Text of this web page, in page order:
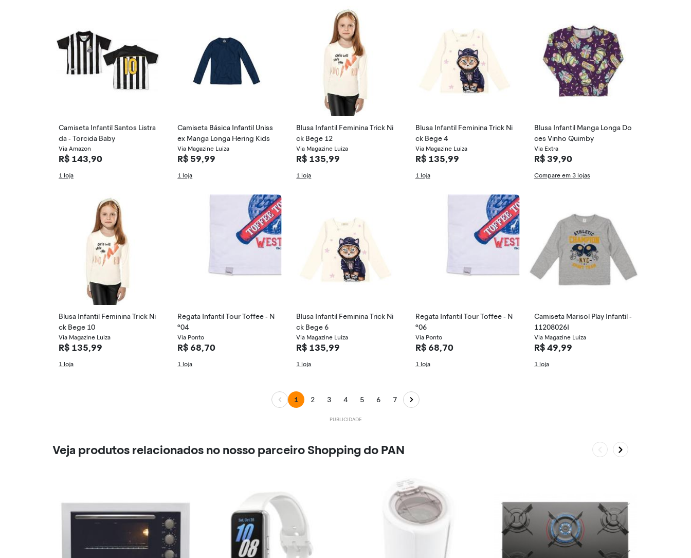
Camiseta Infantil Santos Listra
da - Torcida Baby
Via Amazon
R$ 143,90
1 loja
Camiseta Básica Infantil Uniss
ex Manga Longa Hering Kids
Via Magazine Luiza
R$ 59,99
1 loja
Blusa Infantil Feminina Trick Ni
ck Bege 12
Via Magazine Luiza
R$ 135,99
1 loja
Blusa Infantil Feminina Trick Ni
ck Bege 4
Via Magazine Luiza
R$ 135,99
1 loja
Blusa Infantil Manga Longa Do
ces Vinho Quimby
Via Extra
R$ 39,90
Compare em 3 lojas
Blusa Infantil Feminina Trick Ni
ck Bege 10
Via Magazine Luiza
R$ 135,99
1 loja
Regata Infantil Tour Toffee - N
º04
Via Ponto
R$ 68,70
1 loja
Blusa Infantil Feminina Trick Ni
ck Bege 6
Via Magazine Luiza
R$ 135,99
1 loja
Regata Infantil Tour Toffee - N
º06
Via Ponto
R$ 68,70
1 loja
Camiseta Marisol Play Infantil -
11208026I
Via Magazine Luiza
R$ 49,99
1 loja
1 2 3 4 5 6 7
Veja produtos relacionados no nosso parceiro Shopping do PAN